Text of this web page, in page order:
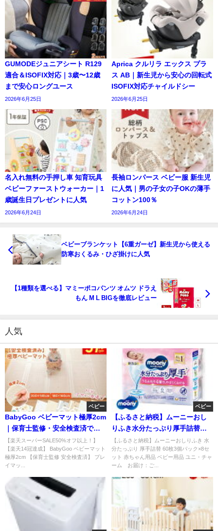
GUMODEジュニアシート R129
適合＆ISOFIX対応｜3歳〜12歳
まで安心ロングユース
2026年6月25日
Aprica クルリラ エックス プラ
ス AB｜新生児から安心の回転式
ISOFIX対応チャイルドシー
2026年6月25日
名入れ無料の手押し車 知育玩具
ベビーファーストウォーカー｜1
歳誕生日プレゼントに人気
2026年6月24日
長袖ロンパース ベビー服 新生児
に人気｜男の子女の子OKの薄手
コットン100％
2026年6月24日
ベビーブランケット【6重ガーゼ】新生児から使える
防寒おくるみ・ひざ掛けに人気
【1種類を選べる】マミーポコパンツ オムツ ドラえ
もん M L BIGを徹底レビュー
人気
ベビー
BabyGoo ベビーマット極厚2cm
｜保育士監修・安全検査済で安
心のプレイマット
【楽天スーパーSALE50%オフ以上！】
【楽天14冠達成】 BabyGoo ベビーマット
極厚2cm 【保育士監修 安全検査済】 プレ
イマッ...
ベビー
【ふるさと納税】ムーニーおし
りふき水分たっぷり厚手詰替｜
大容量で育児がラクに
【ふるさと納税】ムーニーおしりふき 水
分たっぷり 厚手詰替 60枚3個パック×8セ
ット 赤ちゃん用品 ベビー用品 ユニ・チャ
ーム お届け：ご...